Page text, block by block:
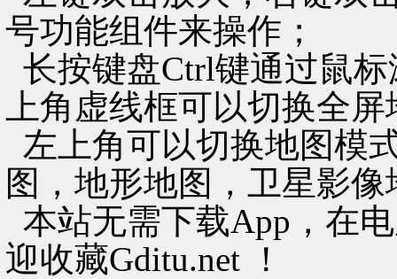
号功能组件来操作；
长按键盘Ctrl键通过鼠
上角虚线框可以切换全
左上角可以切换地图模
图，地形地图，卫星影像
本站无需下载App，在
迎收藏Gditu.net ！